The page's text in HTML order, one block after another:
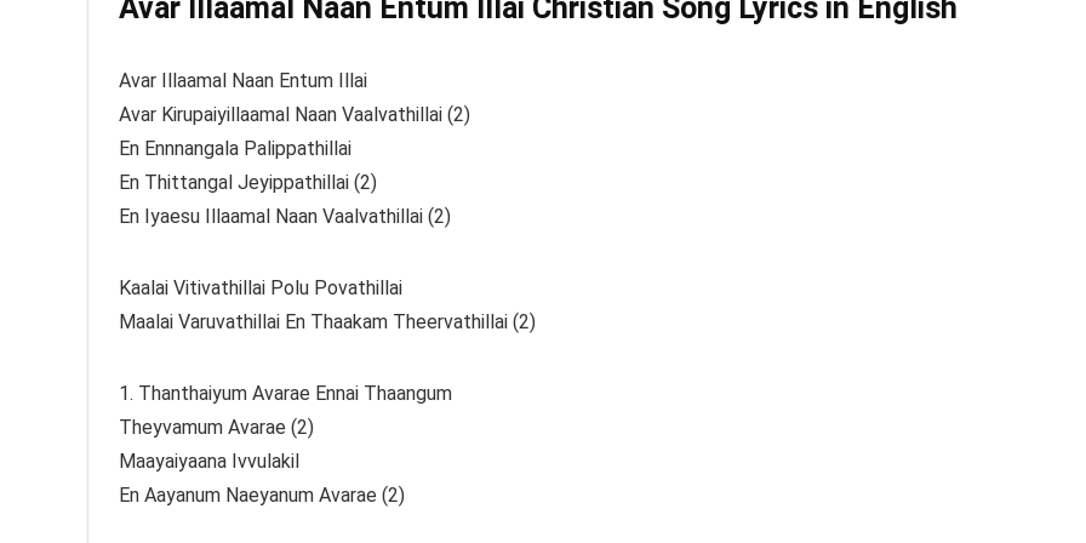
Avar Illaamal Naan Entum Illai Christian Song Lyrics in English
Avar Illaamal Naan Entum Illai
Avar Kirupaiyillaamal Naan Vaalvathillai (2)
En Ennnangala Palippathillai
En Thittangal Jeyippathillai (2)
En Iyaesu Illaamal Naan Vaalvathillai (2)
Kaalai Vitivathillai Polu Povathillai
Maalai Varuvathillai En Thaakam Theervathillai (2)
1. Thanthaiyum Avarae Ennai Thaangum
Theyvamum Avarae (2)
Maayaiyaana Ivvulakil
En Aayanum Naeyanum Avarae (2)